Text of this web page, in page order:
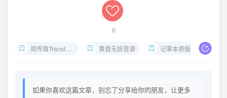
0
周传雄Transfer Flac无损下载 黄昏无损音源 记事本原版抓轨
如果你喜欢这篇文章，别忘了分享给你的朋友，让更多